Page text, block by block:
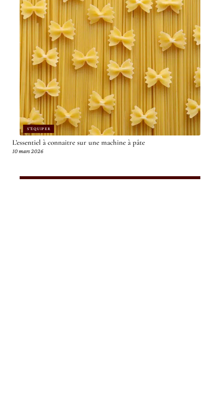
S'ÉQUIPER
L’essentiel à connaitre sur une machine à pâte
10 mars 2026